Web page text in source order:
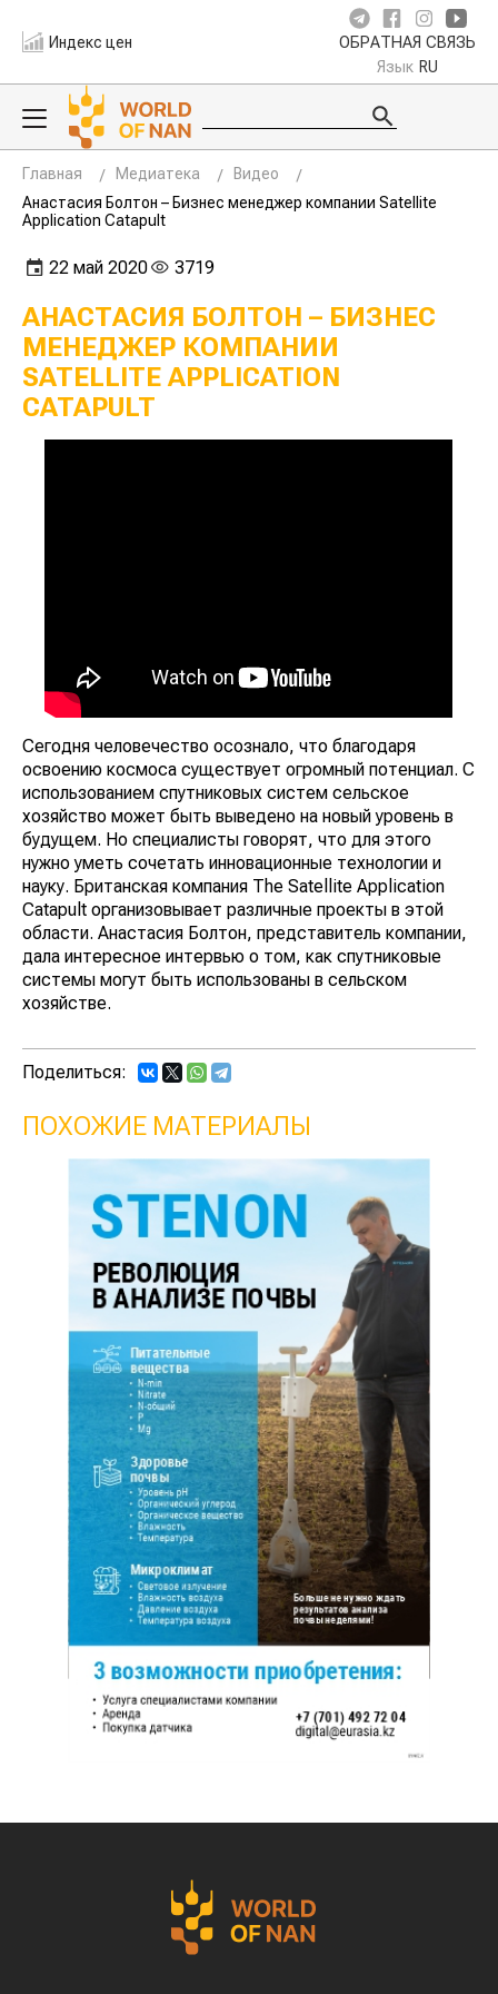
Индекс цен ОБРАТНАЯ СВЯЗЬ
Язык RU
Главная Медиатека
Видео
Анастасия Болтон – Бизнес менеджер компании Satellite
Application Catapult
22 май 2020 3719
АНАСТАСИЯ БОЛТОН – БИЗНЕС
МЕНЕДЖЕР КОМПАНИИ
SATELLITE APPLICATION
CATAPULT
Сегодня человечество осознало, что благодаря
освоению космоса существует огромный потенциал. С
использованием спутниковых систем сельское
хозяйство может быть выведено на новый уровень в
будущем. Но специалисты говорят, что для этого
нужно уметь сочетать инновационные технологии и
науку. Британская компания The Satellite Application
Catapult организовывает различные проекты в этой
области. Анастасия Болтон, представитель компании,
дала интересное интервью о том, как спутниковые
системы могут быть использованы в сельском
хозяйстве.
Поделиться:
ПОХОЖИЕ МАТЕРИАЛЫ